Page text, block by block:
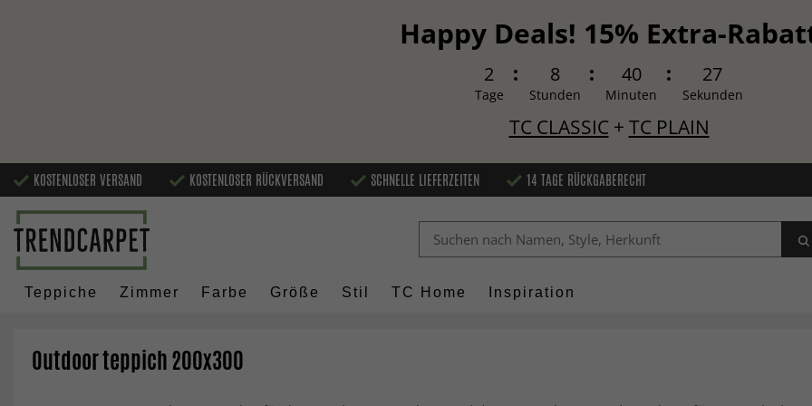
Happy Deals! 15% Extra-
2
Tage
8
Stunden
40
Minuten
25
Sekunden
TC CLASSIC+ TC PLAIN
KOSTENLOSER VERSAND KOSTENLOSER RÜCKVERSAND SCHNELLE LIEFERZEITEN 14 TAGE RÜCKGABERECHT
Teppiche Zimmer Farbe Größe Stil TC Home Inspiration
Outdoor teppich 200x300